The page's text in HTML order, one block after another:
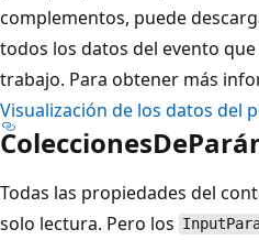
complementos, puede
todos los datos del evento
trabajo. Para obtener más
Visualización de los datos del
Todas las propiedades del
solo lectura. Pero los